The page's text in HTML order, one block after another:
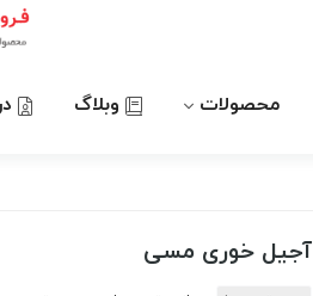
محصولات وبلاگ
آجیل خوری مسی